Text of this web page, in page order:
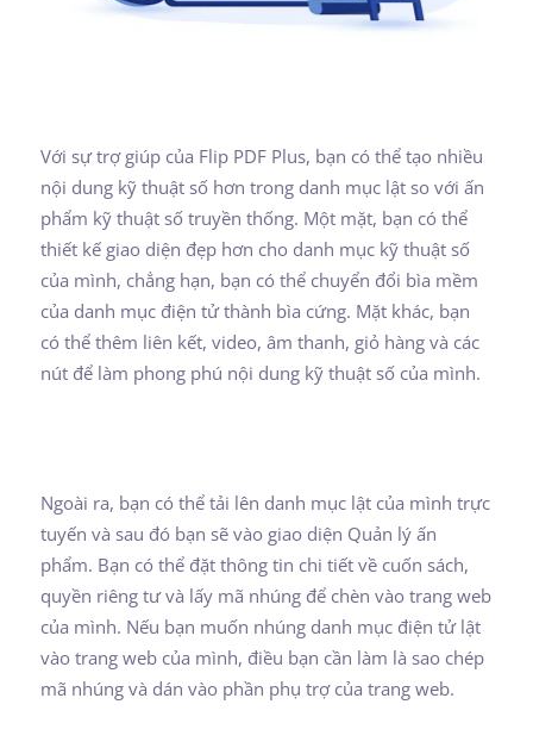
Với sự trợ giúp của Flip PDF Plus, bạn có thể tạo nhiều
nội dung kỹ thuật số hơn trong danh mục lật so với ấn
phẩm kỹ thuật số truyền thống. Một mặt, bạn có thể
thiết kế giao diện đẹp hơn cho danh mục kỹ thuật số
của mình, chẳng hạn, bạn có thể chuyển đổi bìa mềm
của danh mục điện tử thành bìa cứng. Mặt khác, bạn
có thể thêm liên kết, video, âm thanh, giỏ hàng và các
nút để làm phong phú nội dung kỹ thuật số của mình.
Ngoài ra, bạn có thể tải lên danh mục lật của mình trực
tuyến và sau đó bạn sẽ vào giao diện Quản lý ấn
phẩm. Bạn có thể đặt thông tin chi tiết về cuốn sách,
quyền riêng tư và lấy mã nhúng để chèn vào trang web
của mình. Nếu bạn muốn nhúng danh mục điện tử lật
vào trang web của mình, điều bạn cần làm là sao chép
mã nhúng và dán vào phần phụ trợ của trang web.